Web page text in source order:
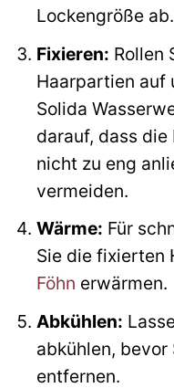
Lockengröße ab.
Fixieren: Rollen
Haarpartien auf
Solida
darauf, dass
nicht zu eng
vermeiden.
Wärme: Für
Sie die fixierten
Föhn erwärmen.
Abkühlen:
abkühlen, bevor
entfernen.